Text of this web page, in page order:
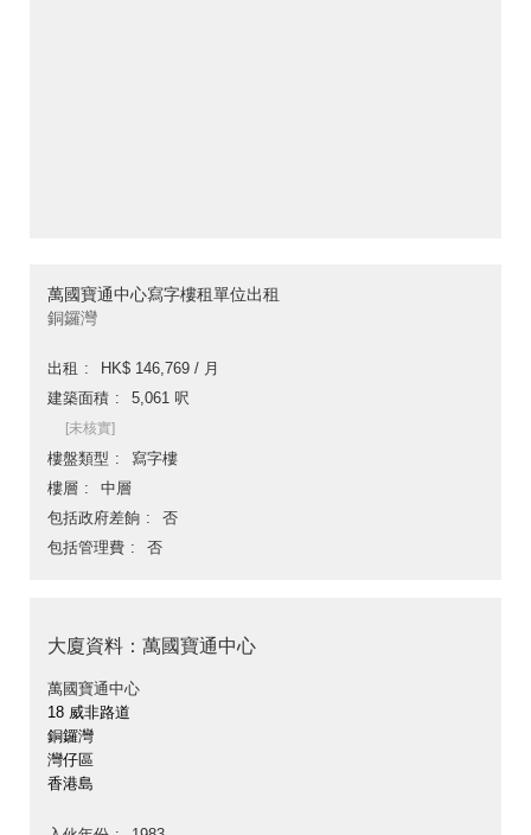
萬國寶通中心寫字樓租單位出租
銅鑼灣
出租
HK$ 146,769 / 月
建築面積
5,061 呎
[未核實]
樓盤類型
寫字樓
樓層
中層
包括政府差餉
否
包括管理費
否
大廈資料：萬國寶通中心
萬國寶通中心
18 威非路道
銅鑼灣
灣仔區
香港島